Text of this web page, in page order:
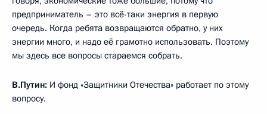
предприниматель – это всё-таки энергия в первую
очередь. Когда ребята возвращаются обратно, у них
энергии много, и надо её грамотно использовать. Поэтому
мы здесь все вопросы стараемся собрать.
В.Путин: И фонд «Защитники Отечества» работает по этому
вопросу.